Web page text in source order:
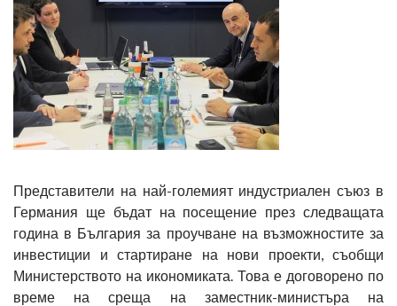
Представители на най-големият индустриален съюз в
Германия ще бъдат на посещение през следващата
година в България за проучване на възможностите за
инвестиции и стартиране на нови проекти, съобщи
Министерството на икономиката. Това е договорено по
време на среща на заместник-министъра на